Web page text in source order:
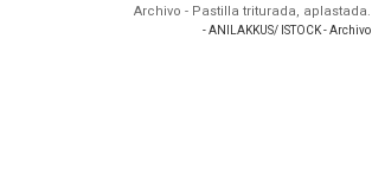
Archivo - Pastilla triturada, aplastada.
- ANILAKKUS/ ISTOCK - Archivo